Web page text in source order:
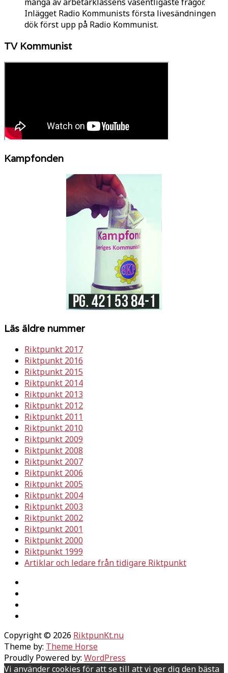
Inlägget Radio Kommunists första livesändningen
dök först upp på Radio Kommunist.
TV Kommunist
Kampfonden
Läs äldre nummer
Riktpunkt 2017
Riktpunkt 2016
Riktpunkt 2015
Riktpunkt 2014
Riktpunkt 2013
Riktpunkt 2012
Riktpunkt 2011
Riktpunkt 2010
Riktpunkt 2009
Riktpunkt 2008
Riktpunkt 2007
Riktpunkt 2006
Riktpunkt 2005
Riktpunkt 2004
Riktpunkt 2003
Riktpunkt 2002
Riktpunkt 2001
Riktpunkt 2000
Riktpunkt 1999
Artiklar och ledare från tidigare Riktpunkt
Copyright © 2026 RiktpunKt.nu
Theme by: Theme Horse
Proudly Powered by: WordPress
Vi använder cookies för att se till att vi ger dig den bästa